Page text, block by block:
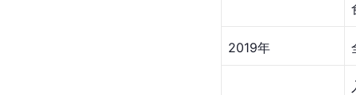
2019年